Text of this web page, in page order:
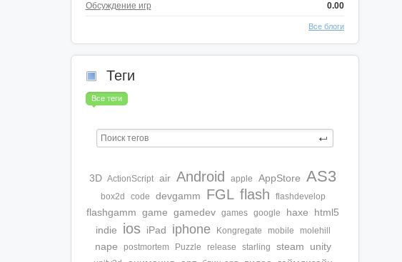
Обсуждение игр 0.00
Все блоги
Теги
Все теги
3D ActionScript air Android apple AppStore AS3
box2d code devgamm FGL flash flashdevelop
flashgamm game gamedev games google haxe
html5
indie
ios iPad iphone Kongregate mobile molehill
nape postmortem Puzzle release starling steam unity